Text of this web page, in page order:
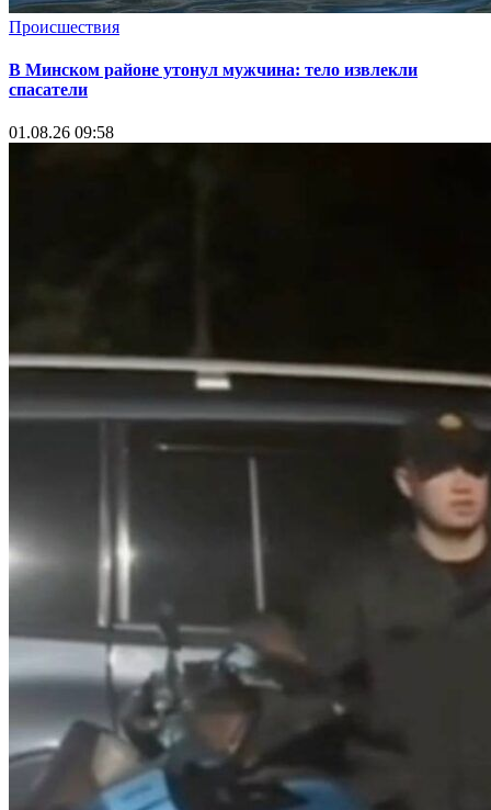
Происшествия
В Минском районе утонул мужчина: тело извлекли
спасатели
01.08.26 09:58